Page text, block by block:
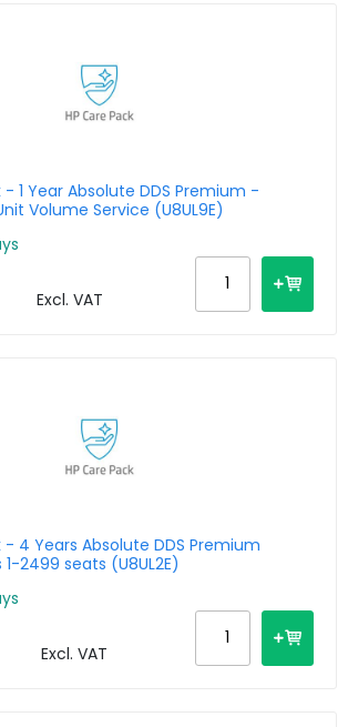
- 1 Year Absolute DDS Premium -
Volume Service (U8UL9E)
Excl. VAT
- 4 Years Absolute DDS Premium
2499 seats (U8UL2E)
Excl. VAT